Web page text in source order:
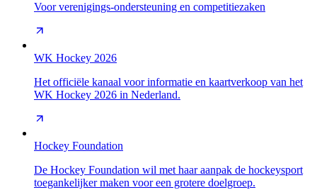
Voor verenigings-ondersteuning en competitiezaken
WK Hockey 2026
Het officiële kanaal voor informatie en kaartverkoop van het
WK Hockey 2026 in Nederland.
Hockey Foundation
De Hockey Foundation wil met haar aanpak de hockeysport
toegankelijker maken voor een grotere doelgroep.